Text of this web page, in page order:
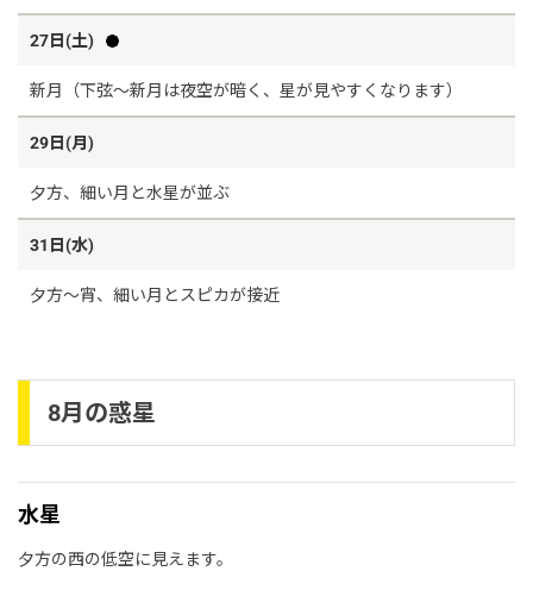
27日(土)
新月（下弦～新月は夜空が暗く、星が見やすくなります）
29日(月)
夕方、細い月と水星が並ぶ
31日(水)
夕方～宵、細い月とスピカが接近
8月の惑星
水星
夕方の西の低空に見えます。